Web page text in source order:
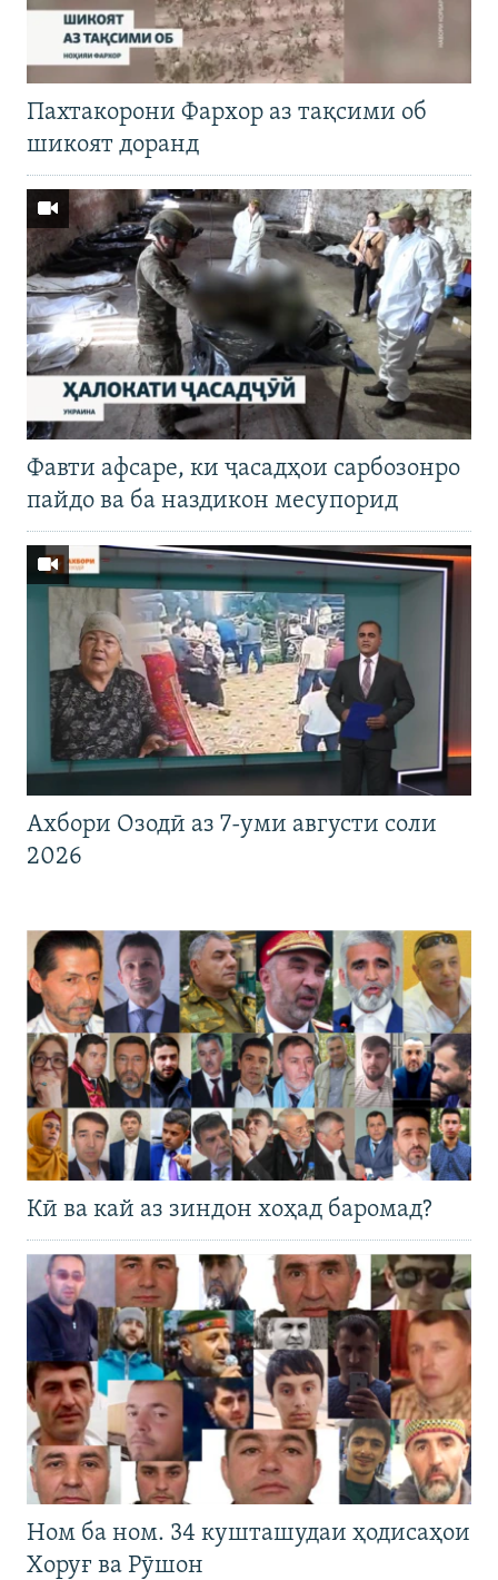
Пахтакорони Фархор аз тақсими об
шикоят доранд
Фавти афсаре, ки ҷасадҳои сарбозонро
пайдо ва ба наздикон месупорид
Ахбори Озодӣ аз 7-уми августи соли
2026
Кӣ ва кай аз зиндон хоҳад баромад?
Ном ба ном. 34 кушташудаи ҳодисаҳои
Хоруғ ва Рӯшон